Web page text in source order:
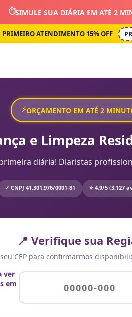
⏱️SIMULE SUA DIÁRIA EM ATÉ 2
PRIMEIRO ATENDIMENTO 15% OFF
⚡ORÇAMENTO EM ATÉ 2
e Limpeza
primeira diária! Diaristas
✓ CNPJ 41.301.976/0001-81 ⭐ 4.9/5 (3.127
📍 Verifique sua
CEP para confirmarmos
ver
em